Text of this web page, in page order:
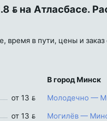
 на Атласбасе.
в пути, цены и
от 13 
от 13 
В город Минск
Молодечно —
Могилёв —